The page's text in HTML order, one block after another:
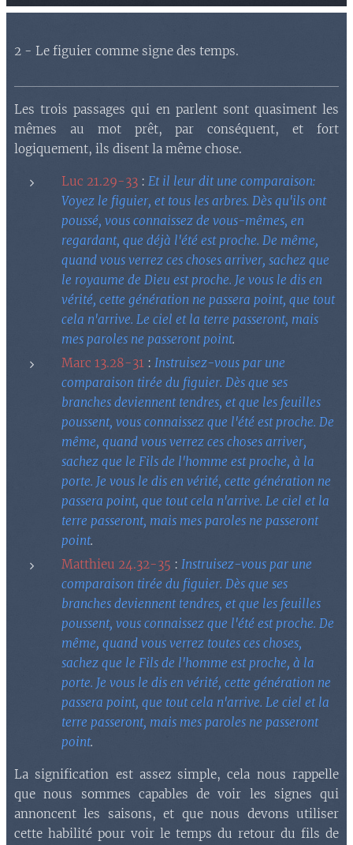
2 - Le figuier comme signe des temps.
Les trois passages qui en parlent sont quasiment les
mêmes au mot prêt, par conséquent, et fort
logiquement, ils disent la même chose.
Luc 21.29-33 : Et il leur dit une comparaison:
Voyez le figuier, et tous les arbres. Dès qu'ils ont
poussé, vous connaissez de vous-mêmes, en
regardant, que déjà l'été est proche. De même,
quand vous verrez ces choses arriver, sachez que
le royaume de Dieu est proche. Je vous le dis en
vérité, cette génération ne passera point, que tout
cela n'arrive. Le ciel et la terre passeront, mais
mes paroles ne passeront point.
Marc 13.28-31 : Instruisez-vous par une
comparaison tirée du figuier. Dès que ses
branches deviennent tendres, et que les feuilles
poussent, vous connaissez que l'été est proche. De
même, quand vous verrez ces choses arriver,
sachez que le Fils de l'homme est proche, à la
porte. Je vous le dis en vérité, cette génération ne
passera point, que tout cela n'arrive. Le ciel et la
terre passeront, mais mes paroles ne passeront
point.
Matthieu 24.32-35 : Instruisez-vous par une
comparaison tirée du figuier. Dès que ses
branches deviennent tendres, et que les feuilles
poussent, vous connaissez que l'été est proche. De
même, quand vous verrez toutes ces choses,
sachez que le Fils de l'homme est proche, à la
porte. Je vous le dis en vérité, cette génération ne
passera point, que tout cela n'arrive. Le ciel et la
terre passeront, mais mes paroles ne passeront
point.
La signification est assez simple, cela nous rappelle
que nous sommes capables de voir les signes qui
annoncent les saisons, et que nous devons utiliser
cette habilité pour voir le temps du retour du fils de